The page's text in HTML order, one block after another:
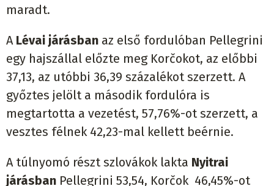
maradt.
A Lévai járásban az első fordulóban Pellegrini
egy hajszállal előzte meg Korčokot, az előbbi
37,13, az utóbbi 36,39 százalékot szerzett. A
győztes jelölt a második fordulóra is
megtartotta a vezetést, 57,76%-ot szerzett, a
vesztes félnek 42,23-mal kellett beérnie.
A túlnyomó részt szlovákok lakta Nyitrai
járásban Pellegrini 53,54, Korčok 46,45%-ot